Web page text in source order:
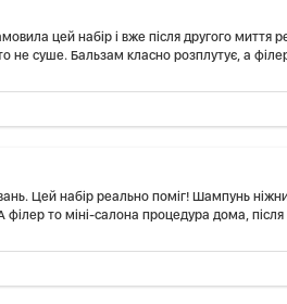
цей набір і вже після другого миття
суше. Бальзам класно розплутує, а філер
Цей набір реально поміг! Шампунь
то міні-салона процедура дома, після